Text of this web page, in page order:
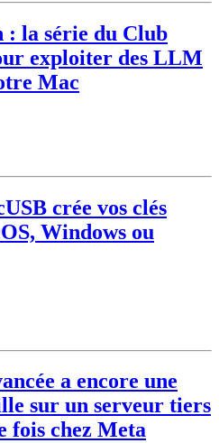
: la série du Club
exploiter des LLM
Mac
crée vos clés
Windows ou
a encore une
sur un serveur tiers
fois chez Meta